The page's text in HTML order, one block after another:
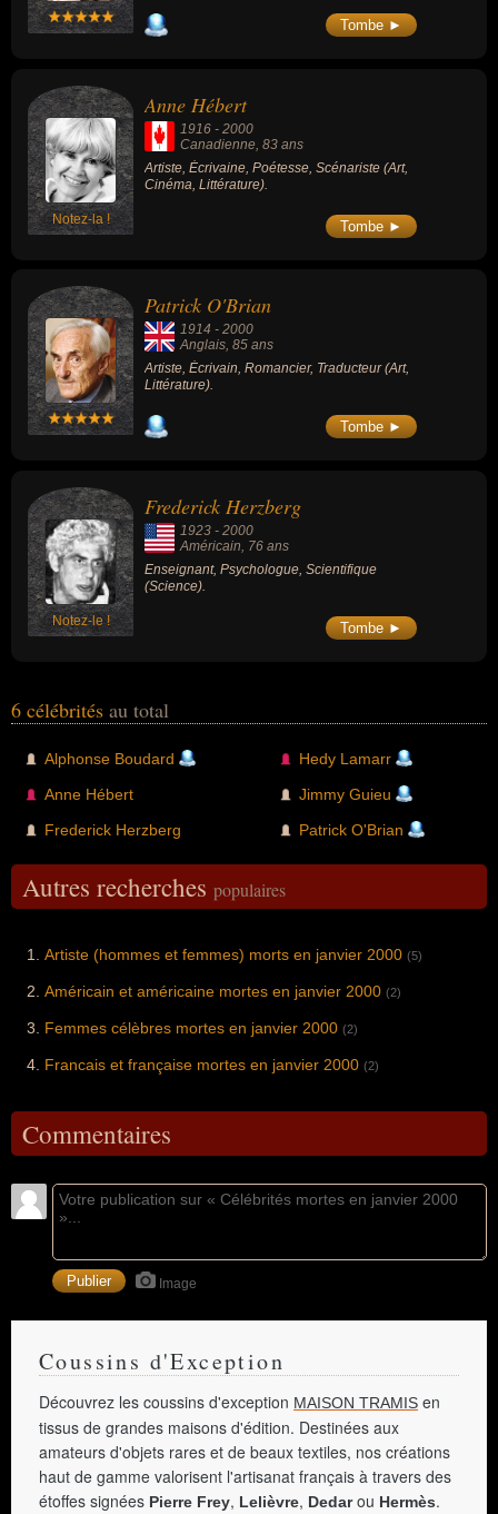
Tombe ►
Notez-la !
Anne Hébert
1916 - 2000
Canadienne , 83 ans
Artiste, Écrivaine, Poétesse, Scénariste (Art,
Cinéma, Littérature).
Tombe ►
Patrick O'Brian
1914 - 2000
Anglais, 85 ans
Artiste, Écrivain, Romancier, Traducteur (Art,
Littérature).
Tombe ►
Notez-le !
Frederick Herzberg
1923 - 2000
Américain , 76 ans
Enseignant, Psychologue, Scientifique
(Science).
Tombe ►
6 célébrités au total
Alphonse Boudard
Anne Hébert
Frederick Herzberg
Hedy Lamarr
Jimmy Guieu
Patrick O'Brian
Autres recherches populaires
Artiste (hommes et femmes) morts en janvier 2000 (5)
Américain et américaine mortes en janvier 2000 (2)
Femmes célèbres mortes en janvier 2000 (2)
Francais et française mortes en janvier 2000 (2)
Commentaires
Image
Coussins d'Exception
Découvrez les coussins d'exception MAISON TRAMIS en
tissus de grandes maisons d'édition. Destinées aux
amateurs d'objets rares et de beaux textiles, nos créations
haut de gamme valorisent l'artisanat français à travers des
étoffes signées Pierre Frey, Lelièvre, Dedarou Hermès.